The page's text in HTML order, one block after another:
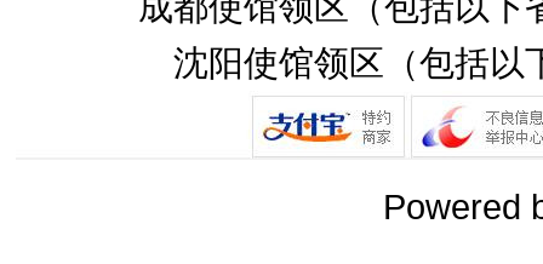
沈阳使馆领区（包括以
Powered